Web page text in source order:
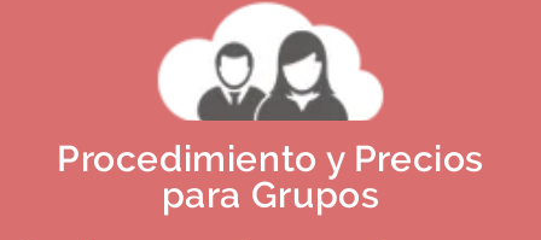
Procedimiento y Precios
para Grupos